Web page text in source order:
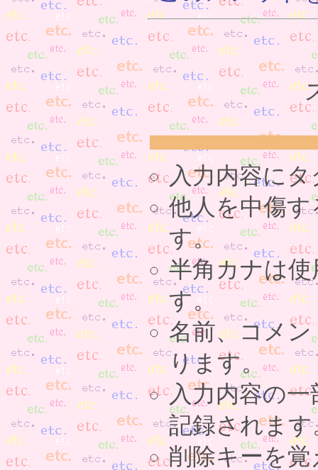
入力内容に
他人を中傷
す。
半角カナは
す。
名前、コメ
ります。
入力内容の
記録されます
削除キーを